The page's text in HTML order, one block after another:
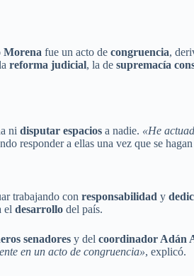
Morena fue un acto de congruencia,
reforma judicial, la de supremacía
ni disputar espacios a nadie. «He
responder a ellas una vez que se
trabajando con responsabilidad y
el desarrollo del país.
senadores y del coordinador Adán
en un acto de congruencia», explicó.